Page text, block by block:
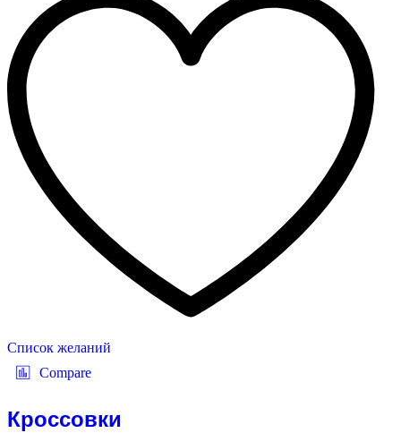
Список желаний
Compare
Кроссовки